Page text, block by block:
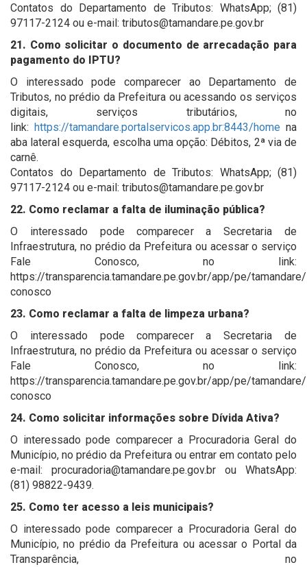
Contatos do Departamento de Tributos: WhatsApp; (81)
97117-2124 ou e-mail: tributos@tamandare.pe.gov.br
21. Como solicitar o documento de arrecadação para
pagamento do IPTU?
O interessado pode comparecer ao Departamento de
Tributos, no prédio da Prefeitura ou acessando os serviços
digitais, serviços tributários, no
link: https://tamandare.portalservicos.app.br:8443/home na
aba lateral esquerda, escolha uma opção: Débitos, 2ª via de
carnê.
Contatos do Departamento de Tributos: WhatsApp; (81)
97117-2124 ou e-mail: tributos@tamandare.pe.gov.br
22. Como reclamar a falta de iluminação pública?
O interessado pode comparecer a Secretaria de
Infraestrutura, no prédio da Prefeitura ou acessar o serviço
Fale Conosco, no link:
https://transparencia.tamandare.pe.gov.br/app/pe/
conosco
23. Como reclamar a falta de limpeza urbana?
O interessado pode comparecer a Secretaria de
Infraestrutura, no prédio da Prefeitura ou acessar o serviço
Fale Conosco, no link:
https://transparencia.tamandare.pe.gov.br/app/pe/
conosco
24. Como solicitar informações sobre Dívida Ativa?
O interessado pode comparecer a Procuradoria Geral do
Município, no prédio da Prefeitura ou entrar em contato pelo
e-mail: procuradoria@tamandare.pe.gov.br ou WhatsApp:
(81) 98822-9439.
25. Como ter acesso a leis municipais?
O interessado pode comparecer a Procuradoria Geral do
Município, no prédio da Prefeitura ou acessar o Portal da
Transparência, no